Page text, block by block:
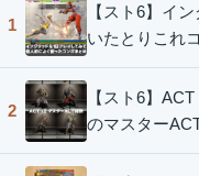
1
【スト6】イ
いたとりこれ
2
【スト6】ACT
のマスター